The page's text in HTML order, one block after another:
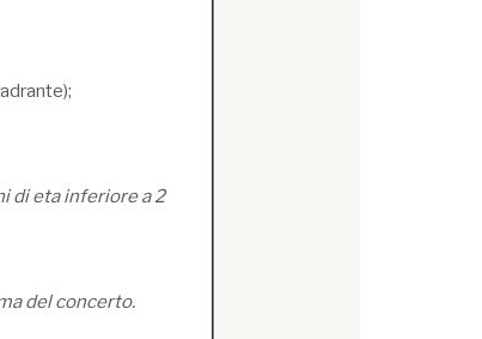
di eta inferiore a 2
del concerto.